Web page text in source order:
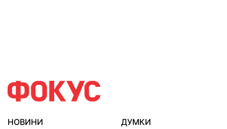
НОВИНИ
ДУМКИ